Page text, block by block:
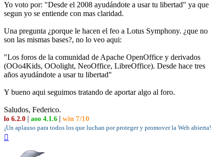
Yo voto por: "Desde el 2008 ayudándote a usar tu libertad" ya que
segun yo se entiende con mas claridad.
Una pregunta ¿porque le hacen el feo a Lotus Symphony. ¿que no
son las mismas bases?, no lo veo aqui:
"Los foros de la comunidad de Apache OpenOffice y derivados
(OOo4Kids, OOolight, NeoOffice, LibreOffice). Desde hace tres
años ayudándote a usar tu libertad"
Y bueno aqui seguimos tratando de aportar algo al foro.
Saludos, Federico.
lo 6.2.0 | aoo 4.1.6 | win 7/10
¡Un aplauso para todos los que luchan por proteger y promover la Web abierta!